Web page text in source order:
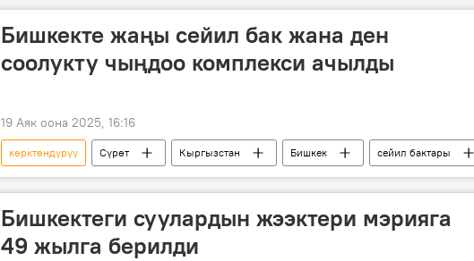
Бишкекте жаңы сейил бак жана ден
соолукту чыңдоо комплекси ачылды
19 Аяк оона 2025, 16:16
көрктөндүрүү Сүрөт Кыргызстан Бишкек сейил бактары
Спорт
Бишкектеги суулардын жээктери мэрияга
49 жылга берилди